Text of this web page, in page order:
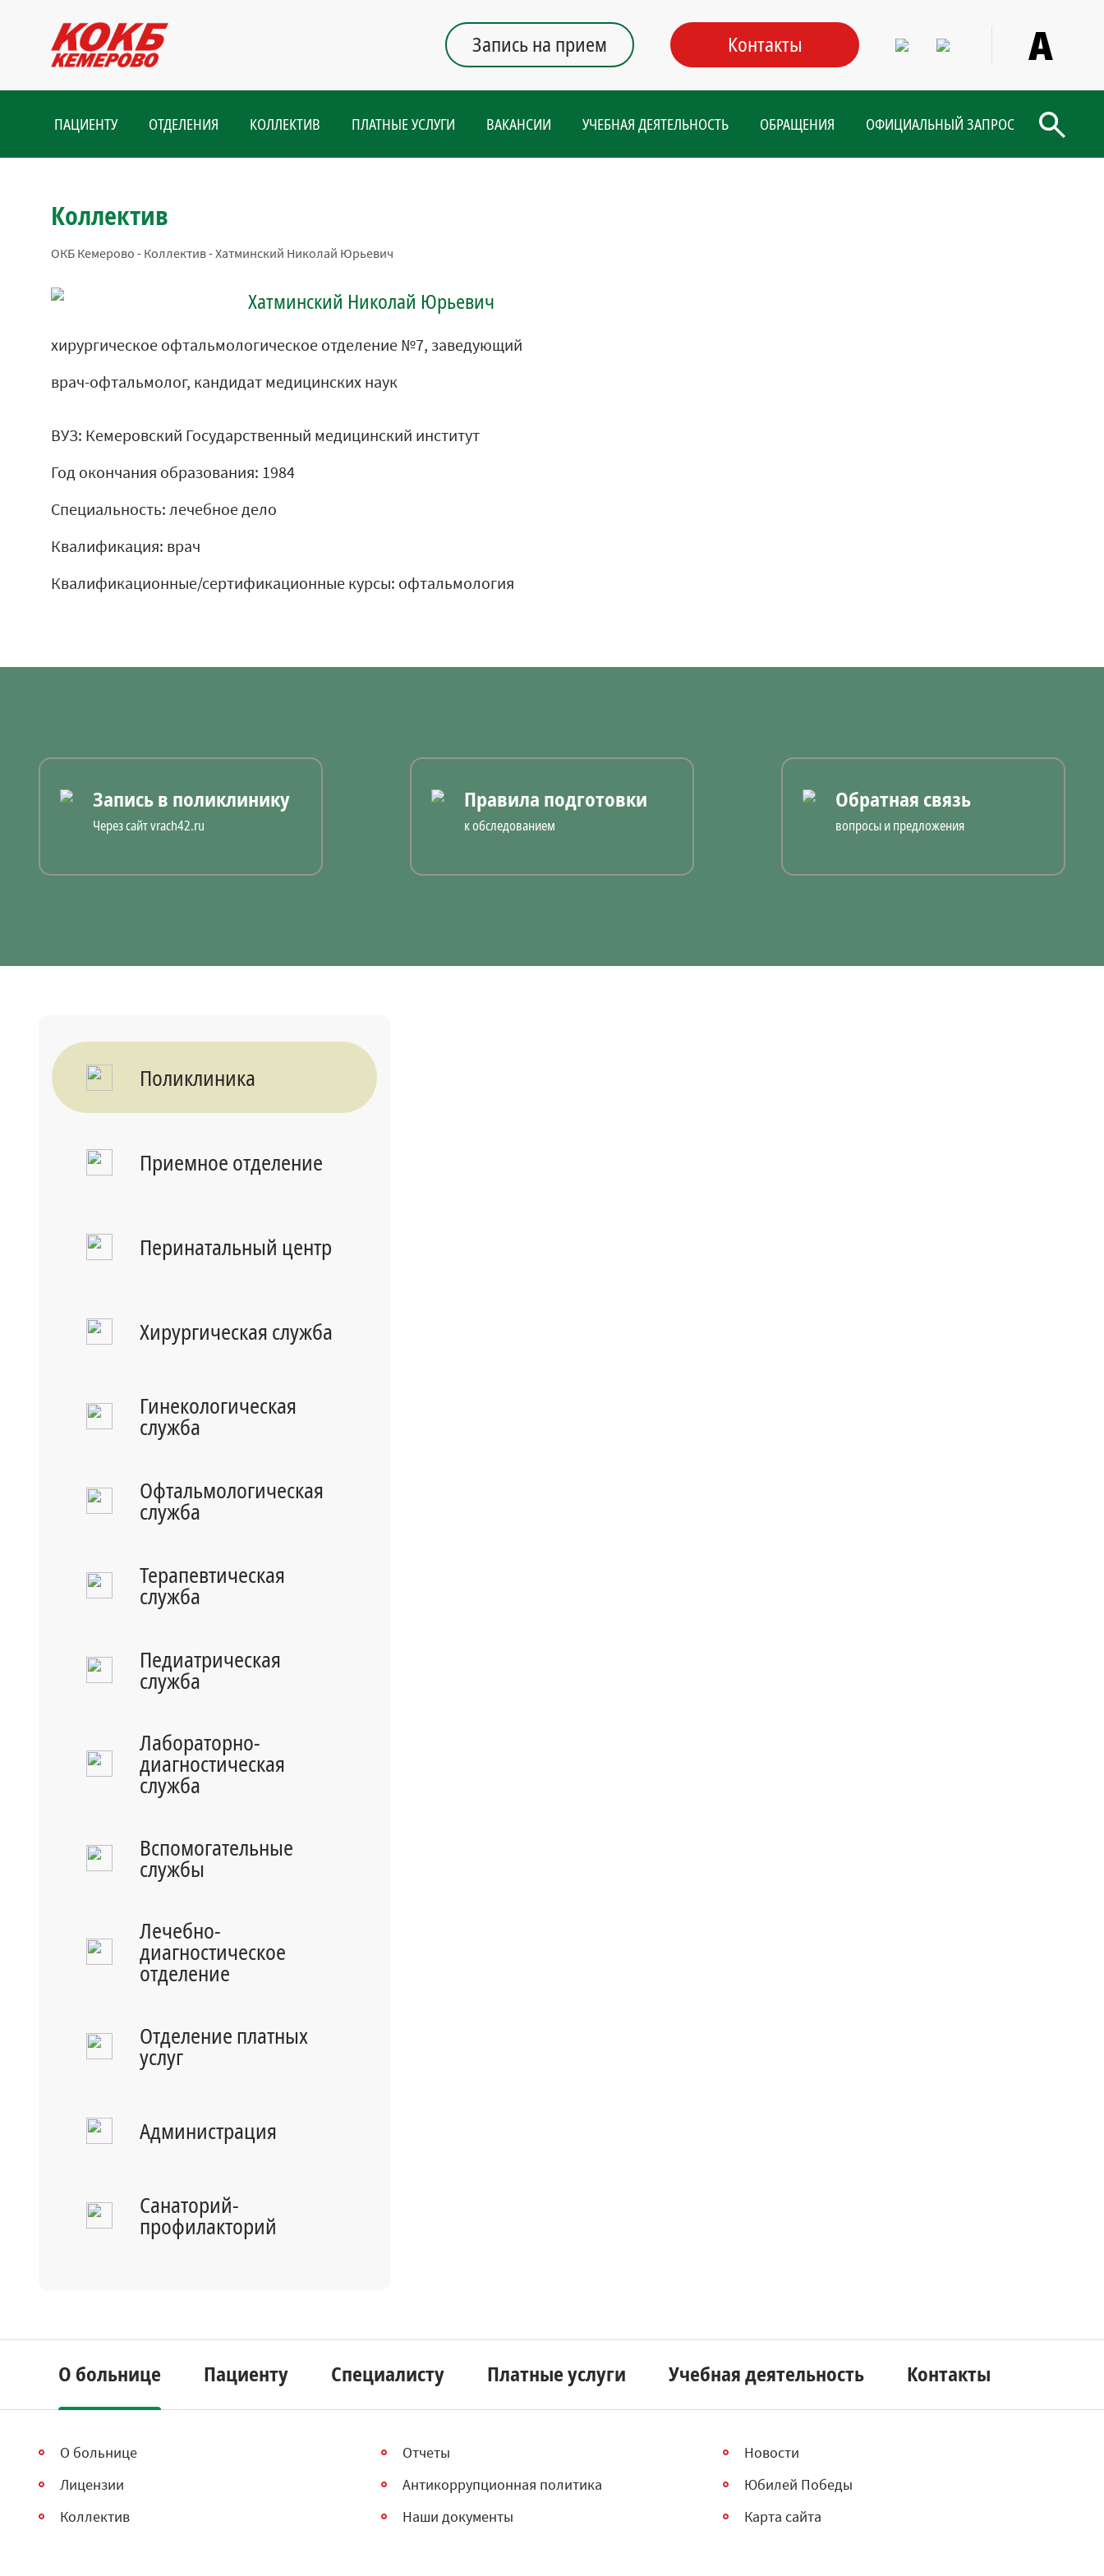
Запись на прием Контакты А
ПАЦИЕНТУ ОТДЕЛЕНИЯ КОЛЛЕКТИВ ПЛАТНЫЕ УСЛУГИ ВАКАНСИИ УЧЕБНАЯ ДЕЯТЕЛЬНОСТЬ ОБРАЩЕНИЯ ОФИЦИАЛЬНЫЙ ЗАПРОС
Коллектив
ОКБ Кемерово - Коллектив-Хатминский Николай Юрьевич
Хатминский Николай Юрьевич
хирургическое офтальмологическое отделение №7, заведующий
врач-офтальмолог, кандидат медицинских наук
ВУЗ: Кемеровский Государственный медицинский институт
Год окончания образования: 1984
Специальность: лечебное дело
Квалификация: врач
Квалификационные/сертификационные курсы: офтальмология
Запись в поликлинику
Через сайт vrach42.ru
Правила подготовки
к обследованием
Обратная связь
вопросы и предложения
Поликлиника
Приемное отделение
Перинатальный центр
Хирургическая служба
Гинекологическая
служба
Офтальмологическая
служба
Терапевтическая
служба
Педиатрическая
служба
Лабораторно-
диагностическая
служба
Вспомогательные
службы
Лечебно-
диагностическое
отделение
Отделение платных
услуг
Администрация
Санаторий-
профилакторий
О больнице Пациенту Специалисту Платные услуги Учебная деятельность Контакты
О больнице
Лицензии
Коллектив
Отчеты
Антикоррупционная политика
Наши документы
Новости
Юбилей Победы
Карта сайта